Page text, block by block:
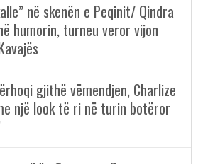
në skenën e Peqinit/ Qindra
humorin, turneu veror vijon
gjithë vëmendjen, Charlize
një look të ri në turin botëror